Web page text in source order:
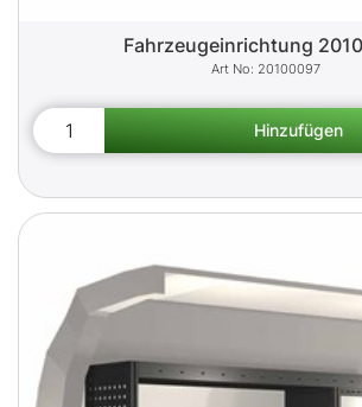
Fahrzeugeinrichtung
20100097